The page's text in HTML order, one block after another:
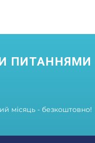
ПИТАННЯМИ
місяць - безкоштовно!